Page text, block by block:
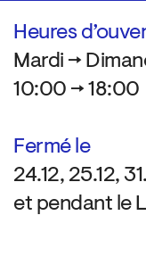
Heures
Mardi →
10:00 → 18:00
Fermé le
24.12, 25.12,
et pendant le